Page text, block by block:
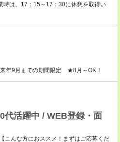
時は、17：15～17：30に休憩を取得い
年9月までの期間限定 ★8月～OK！
代活躍中 / WEB登録・面
こんな方におススメ！まずはご応募くだ